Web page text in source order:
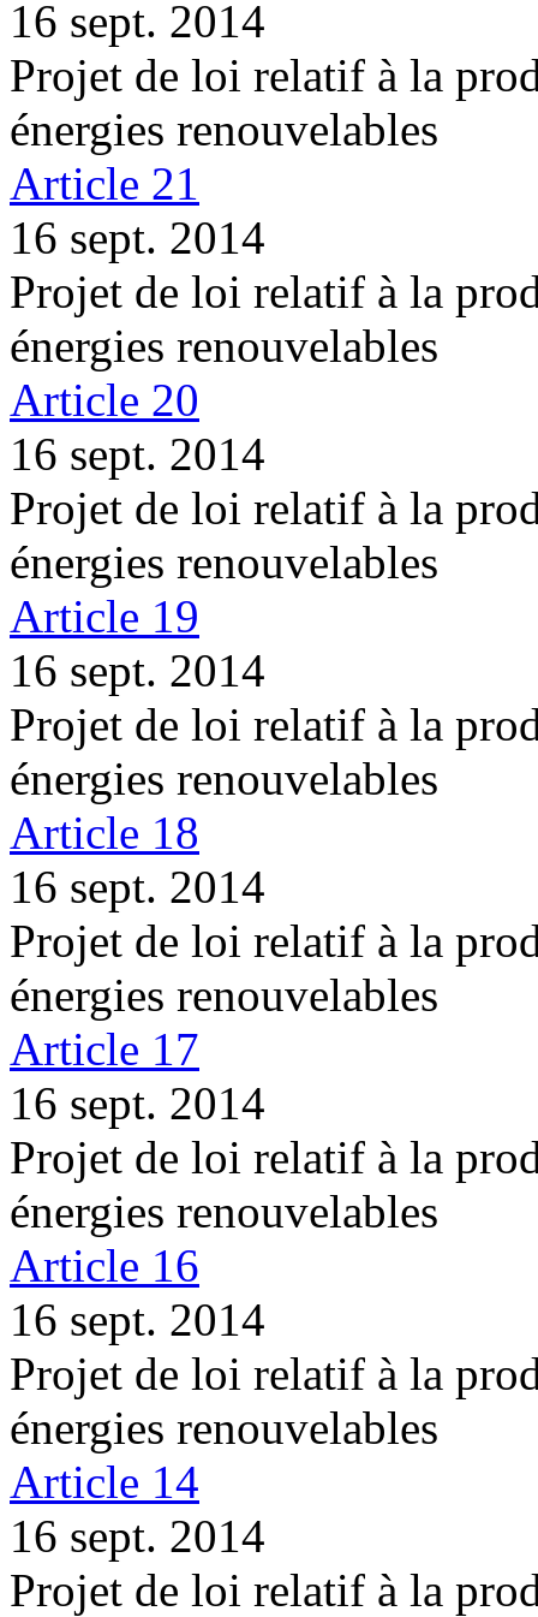
16 sept. 2014
Projet de loi relatif à la
énergies renouvelables
Article 21
16 sept. 2014
Projet de loi relatif à la
énergies renouvelables
Article 20
16 sept. 2014
Projet de loi relatif à la
énergies renouvelables
Article 19
16 sept. 2014
Projet de loi relatif à la
énergies renouvelables
Article 18
16 sept. 2014
Projet de loi relatif à la
énergies renouvelables
Article 17
16 sept. 2014
Projet de loi relatif à la
énergies renouvelables
Article 16
16 sept. 2014
Projet de loi relatif à la
énergies renouvelables
Article 14
16 sept. 2014
Projet de loi relatif à la